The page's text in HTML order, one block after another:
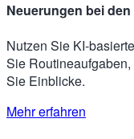
Neuerungen bei
Nutzen Sie KI-
Sie
Sie Einblicke.
Mehr erfahren